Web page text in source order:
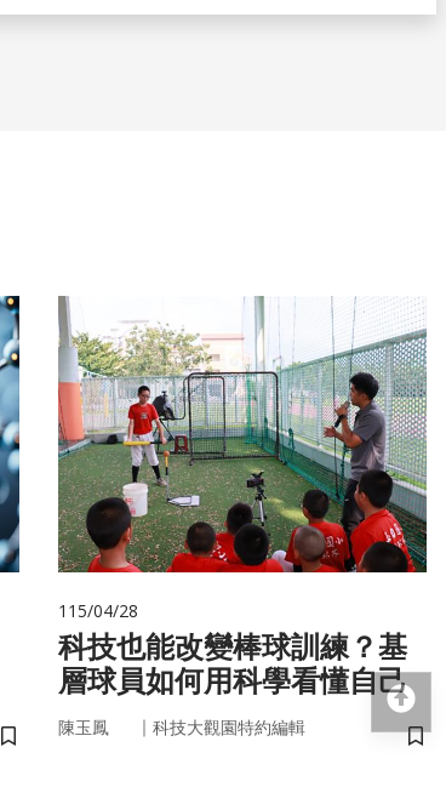
儲存書籤
115/04/28
科技也能改變棒球訓練？基
層球員如何用科學看懂自己
陳玉鳳 ｜ 科技大觀園特約編輯
儲
回